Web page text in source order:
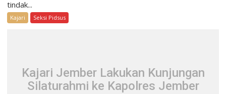
tindak...
Kajari Seksi Pidsus
Kajari Jember Lakukan Kunjungan
Silaturahmi ke Kapolres Jember